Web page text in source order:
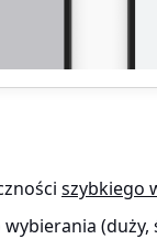
szybkiego
(duży,